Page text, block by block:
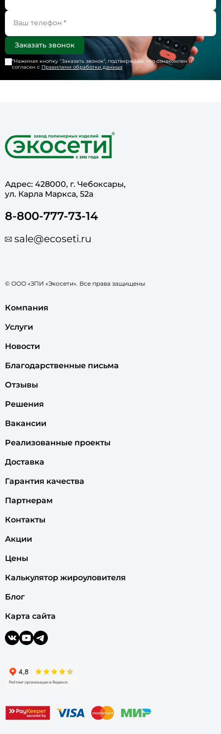
*Нажимая кнопку "Заказать звонок", подтверждаю, что ознакомлен и
согласен с Правилами обработки данных
Адрес: 428000, г. Чебоксары,
ул. Карла Маркса, 52а
8-800-777-73-14
sale@ecoseti.ru
© ООО «ЗПИ «Экосети». Все права защищены
Компания
Услуги
Новости
Благодарственные письма
Отзывы
Решения
Вакансии
Реализованные проекты
Доставка
Гарантия качества
Партнерам
Контакты
Акции
Цены
Калькулятор жироуловителя
Блог
Карта сайта